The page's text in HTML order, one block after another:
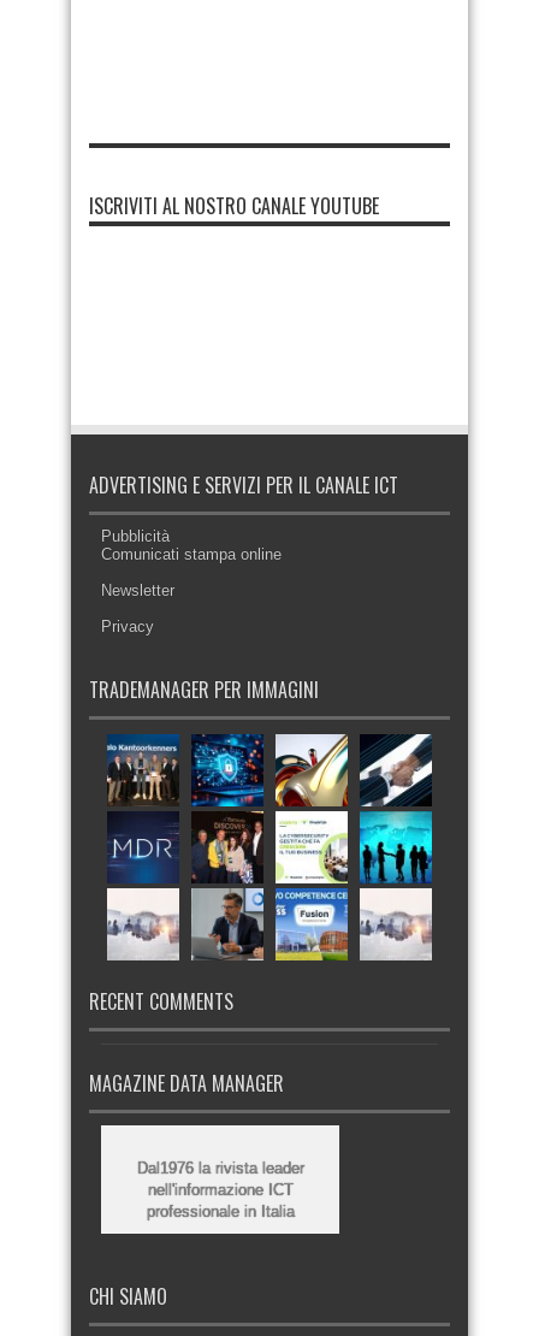
ISCRIVITI AL NOSTRO CANALE YOUTUBE
ADVERTISING E SERVIZI PER IL CANALE ICT
Pubblicità
Comunicati stampa online
Newsletter
Privacy
TRADEMANAGER PER IMMAGINI
RECENT COMMENTS
MAGAZINE DATA MANAGER
Dal1976 la rivista leader
nell'informazione ICT
professionale in Italia
CHI SIAMO